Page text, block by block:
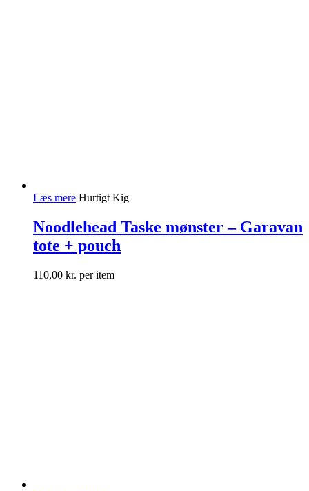
Læs mere Hurtigt Kig
Noodlehead Taske mønster – Garavan
tote + pouch
110,00 kr. per item